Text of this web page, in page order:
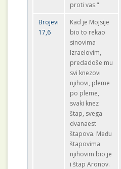
proti vas."
Brojevi
17,6
Kad je Mojsije
bio to rekao
sinovima
Izraelovim,
predadoše mu
svi knezovi
njihovi, pleme
po pleme,
svaki knez
štap, svega
dvanaest
štapova. Među
štapovima
njihovim bio je
i štap Aronov.